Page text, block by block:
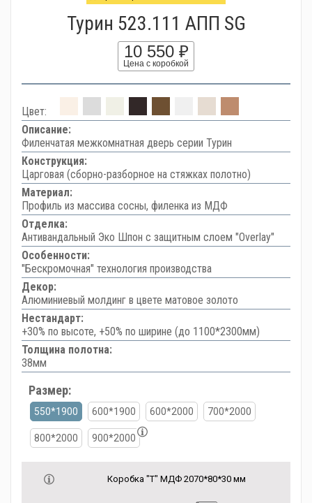
Турин 523.111 АПП SG
10 550 ₽
Цена с коробкой
Цвет:
Описание:
Филенчатая межкомнатная дверь серии Турин
Конструкция:
Царговая (сборно-разборное на стяжках полотно)
Материал:
Профиль из массива сосны, филенка из МДФ
Отделка:
Антивандальный Эко Шпон с защитным слоем "Overlay"
Особенности:
"Бескромочная" технология производства
Декор:
Алюминиевый молдинг в цвете матовое золото
Нестандарт:
+30% по высоте, +50% по ширине (до 1100*2300мм)
Толщина полотна:
38мм
Размер:
550*1900 600*1900 600*2000 700*2000
800*2000 900*2000
Коробка "Т" МДФ 2070*80*30 мм